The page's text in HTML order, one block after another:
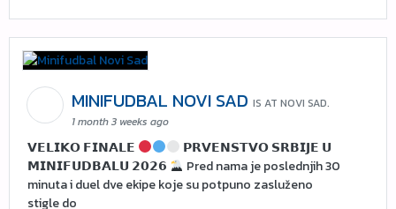
MINIFUDBAL NOVI SAD IS AT NOVI SAD.
1 month 3 weeks ago
𝗩𝗘𝗟𝗜𝗞𝗢 𝗙𝗜𝗡𝗔𝗟𝗘
𝗣𝗥𝗩𝗘𝗡𝗦𝗧𝗩𝗢 𝗦𝗥𝗕𝗜𝗝𝗘 𝗨
𝗠𝗜𝗡𝗜𝗙𝗨𝗗𝗕𝗔𝗟𝗨 𝟮𝟬𝟮𝟲
Pred nama je poslednjih 30
minuta i duel dve ekipe koje su potpuno zasluženo
stigle do